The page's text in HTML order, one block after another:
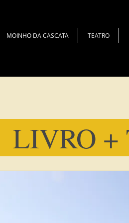
MOINHO DA CASCATA TEATRO
+